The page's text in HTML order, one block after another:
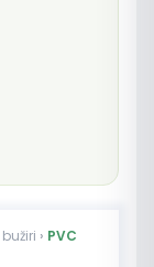
› PVC